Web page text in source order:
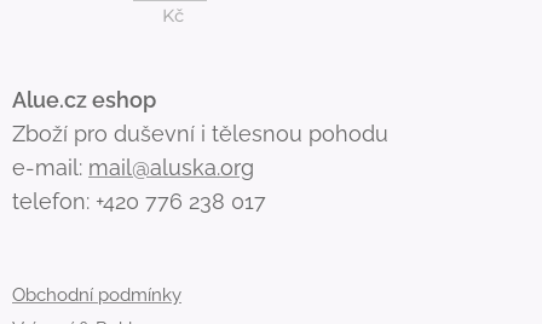
Kč
Alue.cz eshop
Zboží pro duševní i tělesnou pohodu
e-mail: mail@aluska.org
telefon: +420 776 238 017
Obchodní podmínky